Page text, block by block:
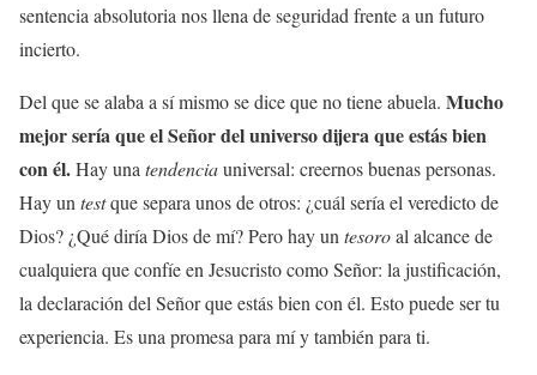
sentencia absolutoria nos llena de seguridad frente a un futuro
incierto.
Del que se alaba a sí mismo se dice que no tiene abuela. Mucho
mejor sería que el Señor del universo dijera que estás bien
con él.Hay una tendenciauniversal: creernos buenas personas.
Hay un testque separa unos de otros: ¿cuál sería el veredicto de
Dios? ¿Qué diría Dios de mí? Pero hay un tesoroal alcance de
cualquiera que confíe en Jesucristo como Señor: la justificación,
la declaración del Señor que estás bien con él. Esto puede ser tu
experiencia. Es una promesa para mí y también para ti.